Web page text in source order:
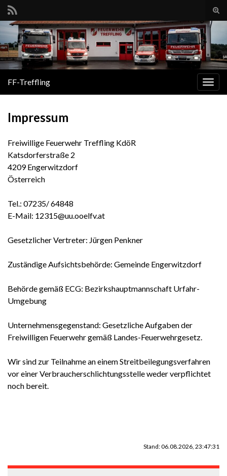
Search for:
FF-Treffling
Impressum
Freiwillige Feuerwehr Treffling KdöR
Katsdorferstraße 2
4209 Engerwitzdorf
Österreich
Tel.: 07235/ 64848
E-Mail: 12315@uu.ooelfv.at
Gesetzlicher Vertreter: Jürgen Penkner
Zuständige Aufsichtsbehörde: Gemeinde Engerwitzdorf
Behörde gemäß ECG: Bezirkshauptmannschaft Urfahr-
Umgebung
Unternehmensgegenstand: Gesetzliche Aufgaben der
Freiwilligen Feuerwehr gemäß Landes-Feuerwehrgesetz.
Wir sind zur Teilnahme an einem Streitbeilegungsverfahren
vor einer Verbraucherschlichtungsstelle weder verpflichtet
noch bereit.
Stand: 06.08.2026, 23:47:31